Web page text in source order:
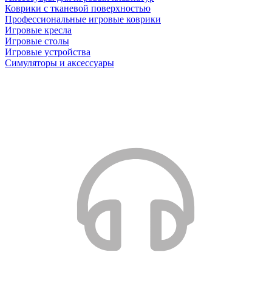
Коврики с тканевой поверхностью
Профессиональные игровые коврики
Игровые кресла
Игровые столы
Игровые устройства
Симуляторы и аксессуары